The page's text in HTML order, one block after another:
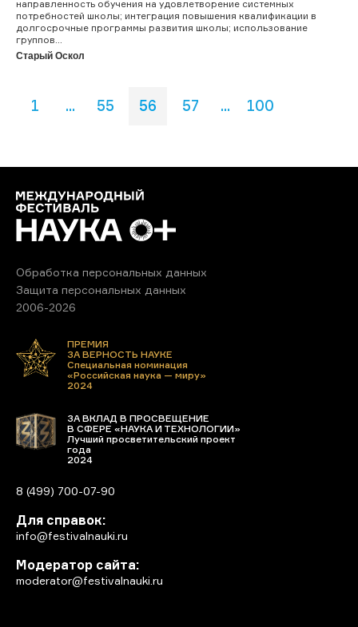
направленность обучения на удовлетворение системных
потребностей школы; интеграция повышения квалификации в
долгосрочные программы развития школы; использование
группов...
Старый Оскол
1 ... 55 56 57 ... 100
Обработка персональных данных
Защита персональных данных
2006-2026
ПРЕМИЯ
ЗА ВЕРНОСТЬ НАУКЕ
Специальная номинация
«Российская наука — миру»
2024
ЗА ВКЛАД В ПРОСВЕЩЕНИЕ
В СФЕРЕ «НАУКА И ТЕХНОЛОГИИ»
Лучший просветительский проект
года
2024
8 (499) 700-07-90
Для справок:
info@festivalnauki.ru
Модератор сайта:
moderator@festivalnauki.ru